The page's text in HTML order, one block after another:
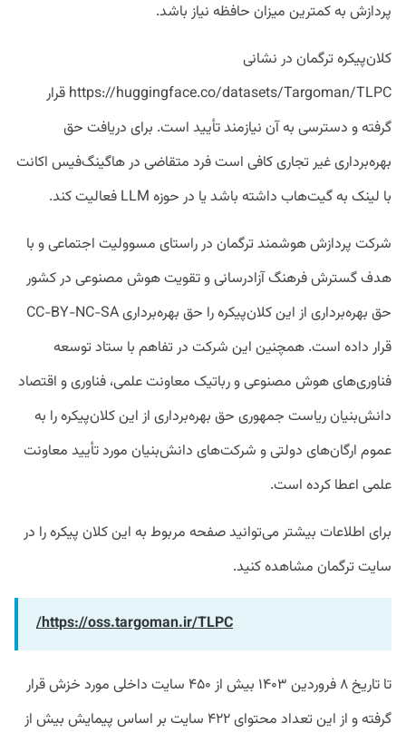
پردازش به کمترین میزان حافظه نیاز باشد.
کلان‌پیکره ترگمان در نشانی
https://huggingface.co/datasets/Targoman/TLPC قرار
گرفته و دسترسی به آن نیازمند تأیید است. برای دریافت حق
بهره‌برداری غیر تجاری کافی است فرد متقاضی در هاگینگ‌فیس اکانت
با لینک به گیت‌هاب داشته باشد یا در حوزه LLM فعالیت کند.
شرکت پردازش هوشمند ترگمان در راستای مسوولیت اجتماعی و با
هدف گسترش فرهنگ آزادرسانی و تقویت هوش مصنوعی در کشور
حق بهره‌برداری از این کلان‌پیکره را حق بهره‌برداری CC-BY-NC-SA
قرار داده است. همچنین این شرکت در تفاهم با ستاد توسعه
فناوری‌های هوش مصنوعی و رباتیک معاونت علمی، فناوری و اقتصاد
دانش‌بنیان ریاست جمهوری حق بهره‌برداری از این کلان‌پیکره را به
عموم ارگان‌های دولتی و شرکت‌های دانش‌بنیان مورد تأیید معاونت
علمی اعطا کرده است.
برای اطلاعات بیشتر می‌توانید صفحه مربوط به این کلان پیکره را در
سایت ترگمان مشاهده کنید.
https://oss.targoman.ir/TLPC/
تا تاریخ ۸ فروردین ۱۴۰۳ بیش از ۴۵۰ سایت داخلی مورد خزش قرار
گرفته و از این تعداد محتوای ۴۲۲ سایت بر اساس پیمایش بیش از